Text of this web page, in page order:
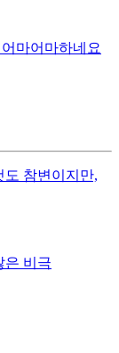
마어마하네요
참변이지만,
은 비극